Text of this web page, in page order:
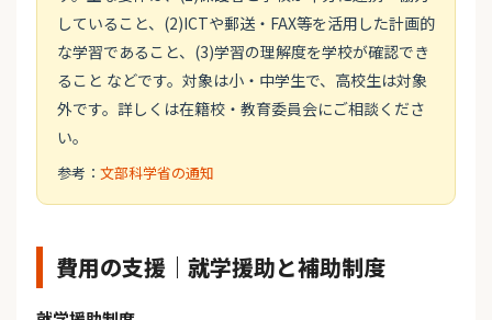
していること、(2)ICTや郵送・FAX等を活用した計画的
な学習であること、(3)学習の理解度を学校が確認でき
ること などです。対象は小・中学生で、高校生は対象
外です。詳しくは在籍校・教育委員会にご相談くださ
い。
参考： 文部科学省の通知
費用の支援｜就学援助と補助制度